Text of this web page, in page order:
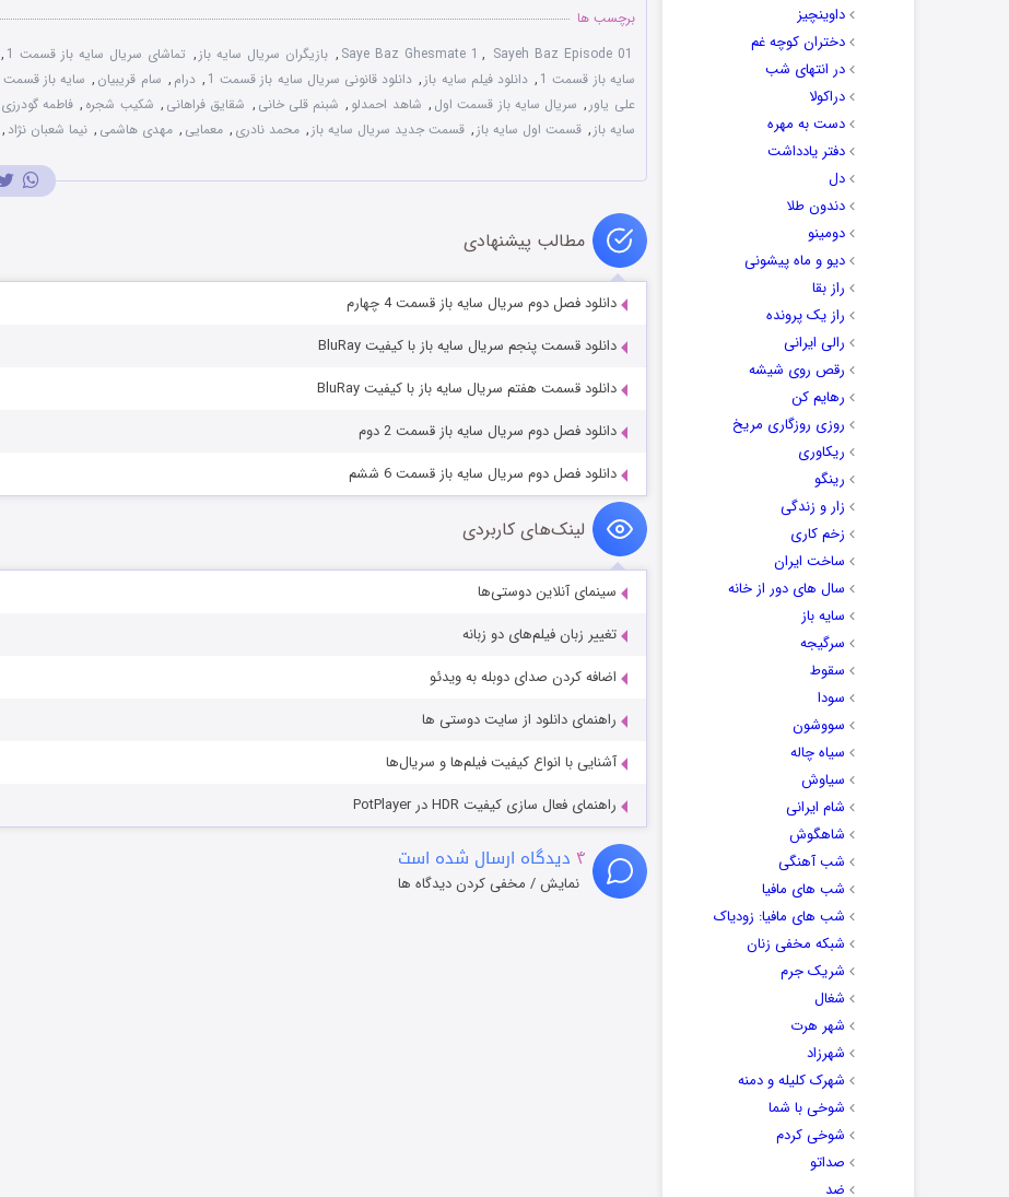
داوینچیز
دختران کوچه غم
در انتهای شب
دراکولا
دست به مهره
دفتر یادداشت
دل
دندون طلا
دومینو
دیو و ماه پیشونی
راز بقا
راز یک پرونده
رالی ایرانی
رقص روی شیشه
رهایم کن
روزی روزگاری مریخ
ریکاوری
رینگو
زار و زندگی
زخم کاری
ساخت ایران
سال های دور از خانه
سایه باز
سرگیجه
سقوط
سودا
سووشون
سیاه چاله
سیاوش
شام ایرانی
شاهگوش
شب آهنگی
شب های مافیا
شب های مافیا: زودیاک
شبکه مخفی زنان
شریک جرم
شغال
شهر هرت
شهرزاد
شهرک کلیله و دمنه
شوخی با شما
شوخی کردم
صداتو
ضد
برچسب ها
Saye Baz Ghesmate 1 , Sayeh Baz Episode 01
, بازیگران سریال سایه باز , تماشای سریال سایه باز قسمت 1 ,
سایه باز قسمت 1
, دانلود فیلم سایه باز , دانلود قانونی سریال سایه باز قسمت 1 , درام , سام قریبیان , سایه باز قسمت ۱
علی یاور , سریال سایه باز قسمت اول , شاهد احمدلو , شبنم قلی خانی , شقایق فراهانی , شکیب شجره , فاطمه گودرزی
سایه باز , قسمت اول سایه باز , قسمت جدید سریال سایه باز , محمد نادری , معمایی , مهدی هاشمی , نیما شعبان نژاد ,
مطالب پیشنهادی
دانلود فصل دوم سریال سایه باز قسمت 4 چهارم
دانلود قسمت پنجم سریال سایه باز با کیفیت BluRay
دانلود قسمت هفتم سریال سایه باز با کیفیت BluRay
دانلود فصل دوم سریال سایه باز قسمت 2 دوم
دانلود فصل دوم سریال سایه باز قسمت 6 ششم
لینک‌های کاربردی
سینمای آنلاین دوستی‌ها
تغییر زبان فیلم‌های دو زبانه
اضافه کردن صدای دوبله به ویدئو
راهنمای دانلود از سایت دوستی ها
آشنایی با انواع کیفیت فیلم‌ها و سریال‌ها
راهنمای فعال سازی کیفیت HDR در PotPlayer
۴ دیدگاه ارسال شده است
نمایش / مخفی کردن دیدگاه ها